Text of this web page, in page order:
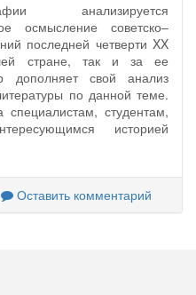
анализируется
осмысление советско–
последней четверти XX
стране, так и за ее
дополняет свой анализ
по данной теме.
специалистам, студентам,
историей
Оставить комментарий